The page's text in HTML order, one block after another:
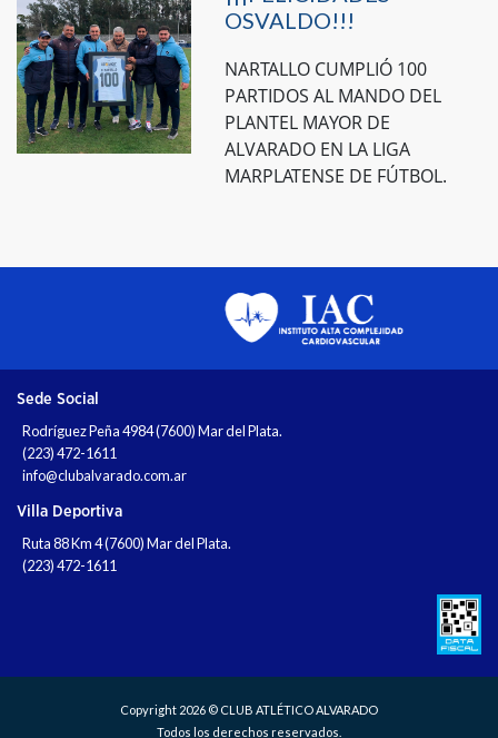
OSVALDO!!!
NARTALLO CUMPLIÓ 100
PARTIDOS AL MANDO DEL
PLANTEL MAYOR DE
ALVARADO EN LA LIGA
MARPLATENSE DE FÚTBOL.
Sede Social
Rodríguez Peña 4984 (7600) Mar del Plata.
(223) 472-1611
info@clubalvarado.com.ar
Villa Deportiva
Ruta 88 Km 4 (7600) Mar del Plata.
(223) 472-1611
Copyright 2026 © CLUB ATLÉTICO ALVARADO
Todos los derechos reservados.